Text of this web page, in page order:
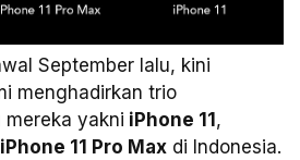
September lalu, kini
menghadirkan trio
mereka yakni iPhone 11 ,
iPhone 11 Pro Max di Indonesia.